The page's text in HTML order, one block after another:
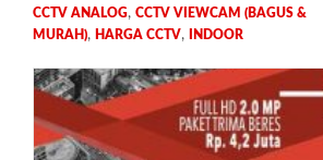
CCTV ANALOG, CCTV VIEWCAM (BAGUS &
MURAH), HARGA CCTV, INDOOR